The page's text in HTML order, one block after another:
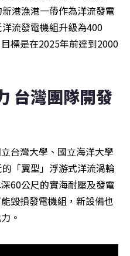
港漁港一帶作為洋流發電
流發電機組升級為400
標是在2025年前達到2000
台灣團隊開發
台灣大學、國立海洋大學
「翼型」浮游式洋流渦輪
60公尺的實海耐壓及發電
毀損發電機組，新設備也
。